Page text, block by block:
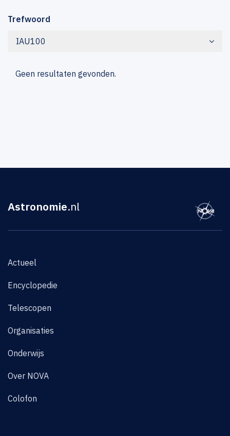
Trefwoord
IAU100
Geen resultaten gevonden.
Astronomie.nl
Actueel
Encyclopedie
Telescopen
Organisaties
Onderwijs
Over NOVA
Colofon